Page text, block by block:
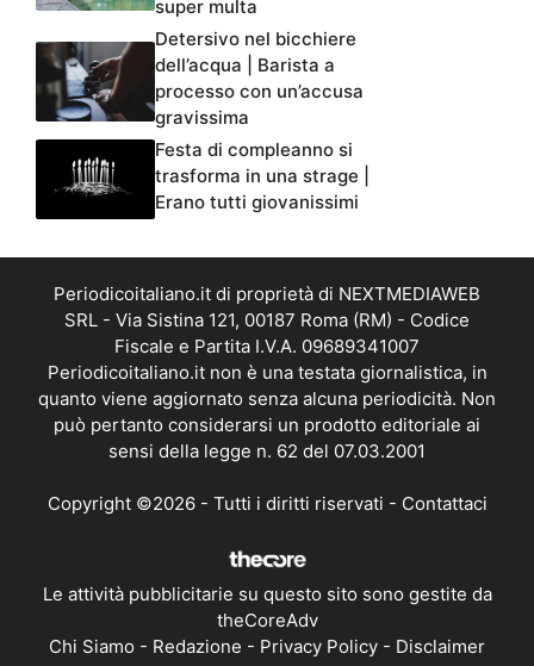
super multa
Detersivo nel bicchiere
dell’acqua | Barista a
processo con un’accusa
gravissima
Festa di compleanno si
trasforma in una strage |
Erano tutti giovanissimi
Periodicoitaliano.it di proprietà di NEXTMEDIAWEB
SRL - Via Sistina 121, 00187 Roma (RM) - Codice
Fiscale e Partita I.V.A. 09689341007
Periodicoitaliano.it non è una testata giornalistica, in
quanto viene aggiornato senza alcuna periodicità. Non
può pertanto considerarsi un prodotto editoriale ai
sensi della legge n. 62 del 07.03.2001
Copyright ©2026 - Tutti i diritti riservati - Contattaci
Le attività pubblicitarie su questo sito sono gestite da
theCoreAdv
Chi Siamo - Redazione - Privacy Policy - Disclaimer